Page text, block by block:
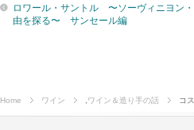
ロワール・サントル 〜ソーヴィニヨン
由を探る〜 サンセール編
Home ワイン ワイン＆造り手の話 コ